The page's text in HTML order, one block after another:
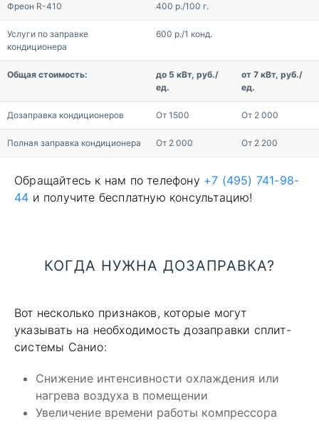
Фреон R-410 400 р./100 г.
Услуги по заправке
кондиционера
600 р./1 конд.
Общая стоимость:
до 5 кВт, руб./
ед.
от 7 кВт, руб./
ед.
Дозаправка кондиционеров От 1500 От 2 000
Полная заправка кондиционера От 2 000 От 2 200
Обращайтесь к нам по телефону +7 (495) 741-98-
44 и получите бесплатную консультацию!
КОГДА НУЖНА ДОЗАПРАВКА?
Вот несколько признаков, которые могут
указывать на необходимость дозаправки сплит-
системы Санио:
Снижение интенсивности охлаждения или
нагрева воздуха в помещении
Увеличение времени работы компрессора